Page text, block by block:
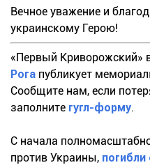
Вечное уважение и
украинскому Герою!
«Первый Криворожский»
Рога публикует
Сообщите нам, если
заполните гугл-форму.
С начала
против Украины,